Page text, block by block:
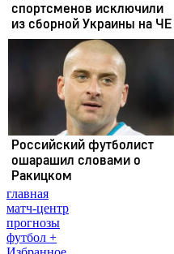
главная
матч-центр
прогнозы
футбол +